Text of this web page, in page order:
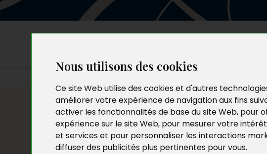
Nous utilisons des cookies
Ce site Web utilise des cookies et d'autres
améliorer votre expérience de navigation aux fins
activer les fonctionnalités de base du site Web, pour
expérience sur le site Web, pour mesurer votre
et services et pour personnaliser les interactions
diffuser des publicités plus pertinentes pour vous.